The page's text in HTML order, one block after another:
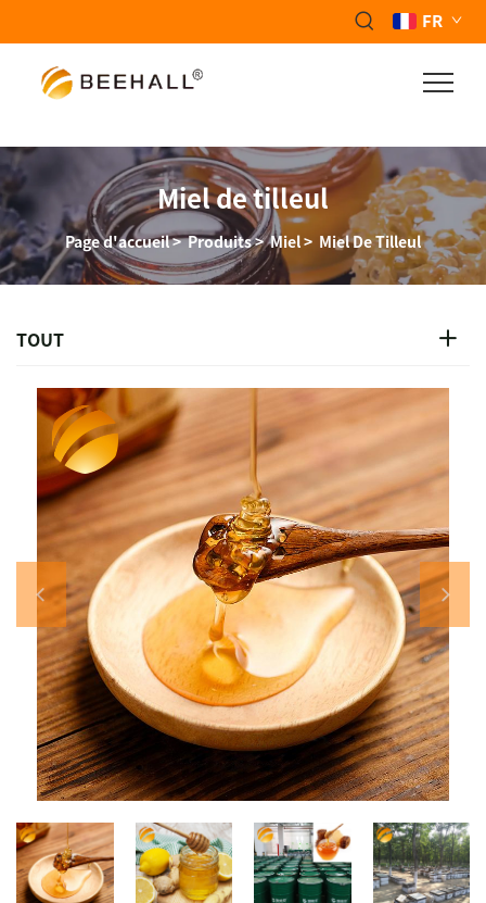
FR
Miel de tilleul
Page d'accueil>Produits>Miel> Miel De Tilleul
TOUT